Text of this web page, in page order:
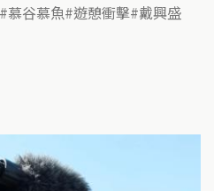
慕谷慕魚 遊憩衝擊 戴興盛